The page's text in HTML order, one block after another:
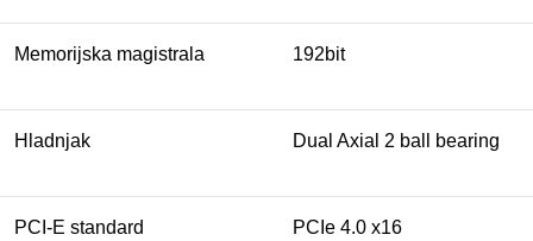
Memorijska magistrala 192bit
Hladnjak Dual Axial 2 ball bearing
PCI-E standard PCIe 4.0 x16